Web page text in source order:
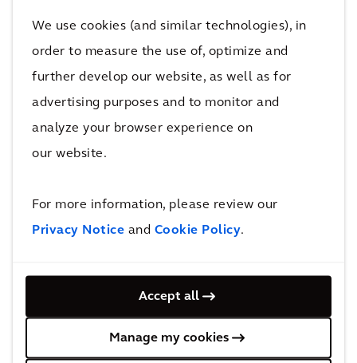
We use cookies (and similar technologies), in
order to measure the use of, optimize and
further develop our website, as well as for
advertising purposes and to monitor and
analyze your browser experience on
our website.
For more information, please review our
Privacy Notice and Cookie Policy.
Accept all
Manage my cookies
digitale, plutôt que de se laisser guider. Pour
répondre à cette ambition, nous avons lancé
Expedition DNA, un programme interactif
visant à encourager les 36 000 Arcadiens et
Arcadiennes à s'engager dans le numérique, à
développer leur esprit d'innovation et leur
nouvelles solutions pour nos clients. Grâce à
nos compétences numériques, nous sommes
passionnantes de notre secteur, créer des
solutions qui répondent aux besoins réels de la
population et améliorer la qualité de vie des
générations futures.